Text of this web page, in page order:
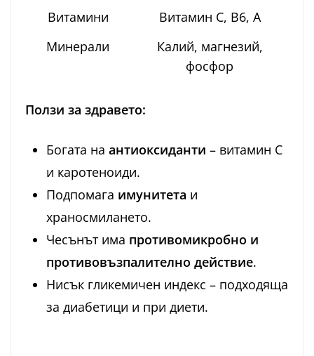
Витамини
Витамин C, B6, A
Минерали
Калий, магнезий,
фосфор
Ползи за здравето:
Богата на антиоксиданти – витамин C
и каротеноиди.
Подпомага имунитета и
храносмилането.
Чесънът има противомикробно и
противовъзпалително действие.
Нисък гликемичен индекс – подходяща
за диабетици и при диети.